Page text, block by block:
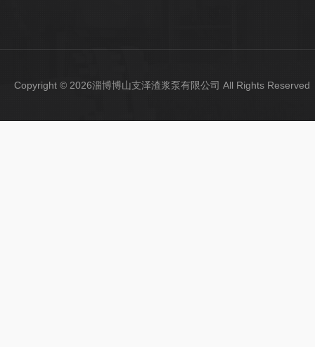
Copyright © 2026淄博博山支泽渣浆泵有限公司 All Rights